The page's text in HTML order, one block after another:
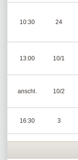
10:30 24
13:00 10/1
anschl. 10/2
16:30 3